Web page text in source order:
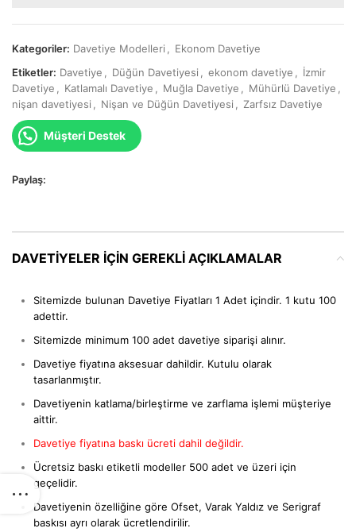
Kategoriler: Davetiye Modelleri
Ekonom Davetiye
Etiketler: Davetiye Düğün Davetiyesi ekonom davetiye
İzmir
Davetiye
Katlamalı Davetiye Muğla Davetiye Mühürlü Davetiye
nişan davetiyesi
Nişan ve Düğün Davetiyesi Zarfsız Davetiye
Müşteri Destek
Paylaş:
DAVETIYELER IÇIN GEREKLI AÇIKLAMALAR
Sitemizde bulunan Davetiye Fiyatları 1 Adet içindir. 1 kutu 100
adettir.
Sitemizde minimum 100 adet davetiye siparişi alınır.
Davetiye fiyatına aksesuar dahildir. Kutulu olarak
tasarlanmıştır.
Davetiyenin katlama/birleştirme ve zarflama işlemi müşteriye
aittir.
Davetiye fiyatına baskı ücreti dahil değildir.
Ücretsiz baskı etiketli modeller 500 adet ve üzeri için
geçelidir.
Davetiyenin özelliğine göre Ofset, Varak Yaldız ve Serigraf
baskısı ayrı olarak ücretlendirilir.